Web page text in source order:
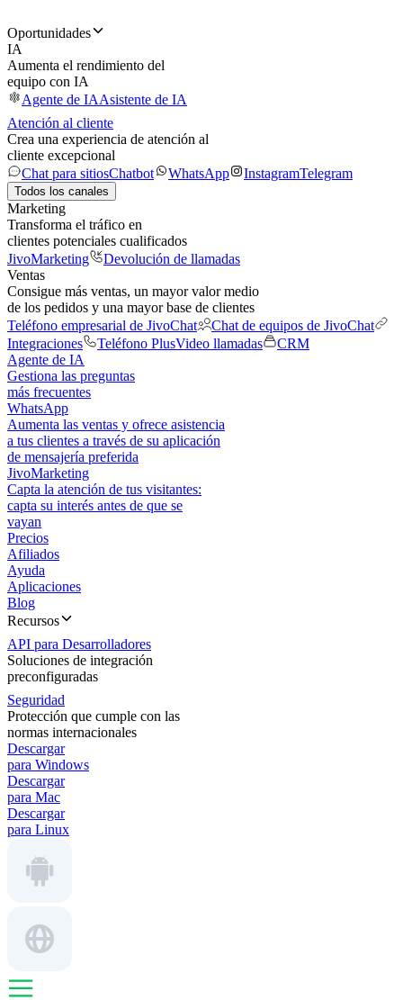
Oportunidades
IA
Aumenta el rendimiento del
equipo con IA
Agente de IAAsistente de IA
Atención al cliente
Crea una experiencia de atención al
cliente excepcional
Chat para sitiosChatbot WhatsApp InstagramTelegram
Todos los canales
Marketing
Transforma el tráfico en
clientes potenciales cualificados
JivoMarketing
Devolución de llamadas
Ventas
Consigue más ventas, un mayor valor medio
de los pedidos y una mayor base de clientes
Teléfono empresarial de JivoChat
Chat de equipos de JivoChat
Integraciones
Teléfono PlusVideo llamadas
CRM
Agente de IA
Gestiona las preguntas
más frecuentes
WhatsApp
Aumenta las ventas y ofrece asistencia
a tus clientes a través de su aplicación
de mensajería preferida
JivoMarketing
Capta la atención de tus visitantes:
capta su interés antes de que se
vayan
Precios
Afiliados
Ayuda
Aplicaciones
Blog
Recursos
API para Desarrolladores
Soluciones de integración
preconfiguradas
Seguridad
Protección que cumple con las
normas internacionales
Descargar
para Windows
Descargar
para Mac
Descargar
para Linux